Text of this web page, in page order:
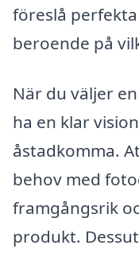
föreslå
beroende på
När du väljer
ha en klar
åstadkomma.
behov med
framgångsrik
produkt.